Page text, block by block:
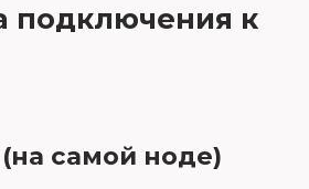
подключения к
(на самой ноде)